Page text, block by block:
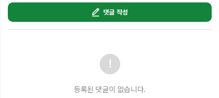
댓글 작성
등록된 댓글이 없습니다.